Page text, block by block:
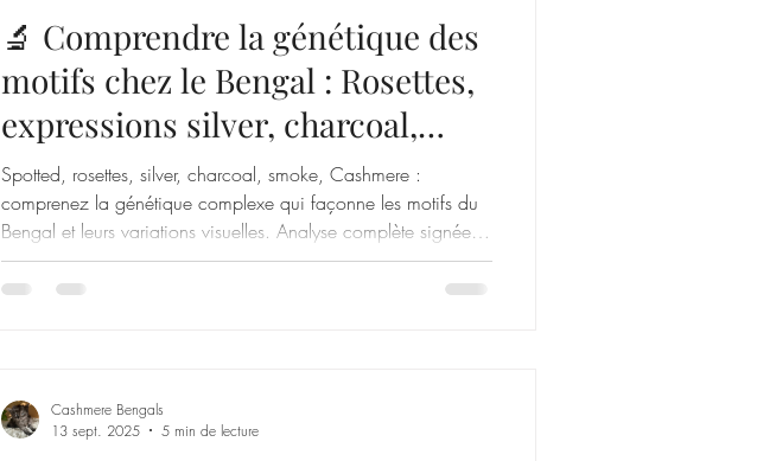
🔬 Comprendre la génétique des
motifs chez le Bengal : Rosettes,
expressions silver, charcoal,
smoke et influence Toyger
Spotted, rosettes, silver, charcoal, smoke, Cashmere :
comprenez la génétique complexe qui façonne les motifs du
Bengal et leurs variations visuelles. Analyse complète signée
Cashmere Bengals.
Cashmere Bengals
13 sept. 2025
5 min de lecture